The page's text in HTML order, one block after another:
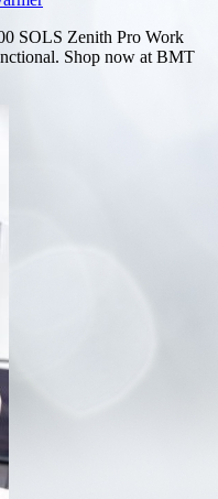
SOLS Zenith Pro Work
Shop now at BMT